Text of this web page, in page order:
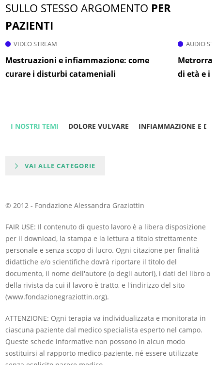
SULLO STESSO ARGOMENTO PER
PAZIENTI
VIDEO STREAM
Mestruazioni e infiammazione: come
curare i disturbi catameniali
AUDIO
di età e i
I NOSTRI TEMI DOLORE VULVARE INFIAMMAZIONE E
VAI ALLE CATEGORIE
© 2012 - Fondazione Alessandra Graziottin
FAIR USE: Il contenuto di questo lavoro è a libera disposizione
per il download, la stampa e la lettura a titolo strettamente
personale e senza scopo di lucro. Ogni citazione per finalità
didattiche e/o scientifiche dovrà riportare il titolo del
documento, il nome dell'autore (o degli autori), i dati del libro o
della rivista da cui il lavoro è tratto, e l'indirizzo del sito
(www.fondazionegraziottin.org).
ATTENZIONE: Ogni terapia va individualizzata e monitorata in
ciascuna paziente dal medico specialista esperto nel campo.
Queste schede informative non possono in alcun modo
sostituirsi al rapporto medico-paziente, né essere utilizzate